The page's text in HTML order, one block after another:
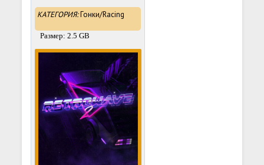
КАТЕГОРИЯ:Гонки/Racing
Размер: 2.5 GB